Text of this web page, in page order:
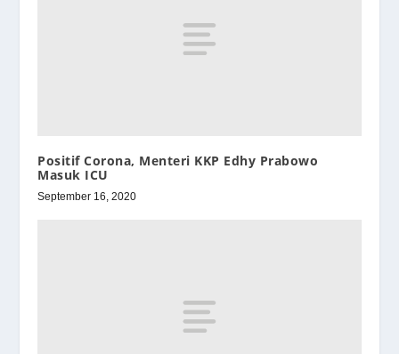
Positif Corona, Menteri KKP Edhy Prabowo
Masuk ICU
September 16, 2020